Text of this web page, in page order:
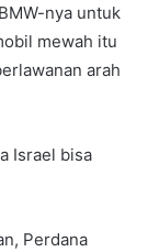
nya untuk
mewah itu
arah
Israel bisa
Perdana